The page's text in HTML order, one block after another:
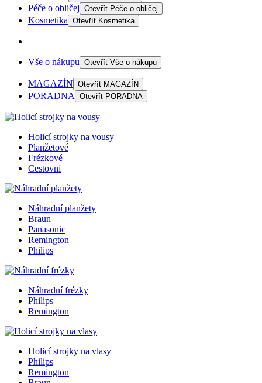
Péče o obličej Otevřít Péče o obličej
Kosmetika Otevřít Kosmetika
|
Vše o nákupu Otevřít Vše o nákupu
MAGAZÍN Otevřít MAGAZÍN
PORADNA Otevřít PORADNA
Holicí strojky na vousy
Planžetové
Frézkové
Cestovní
Náhradní planžety
Braun
Panasonic
Remington
Philips
Náhradní frézky
Philips
Remington
Holicí strojky na vlasy
Philips
Remington